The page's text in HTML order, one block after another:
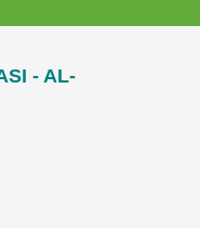
- AL-